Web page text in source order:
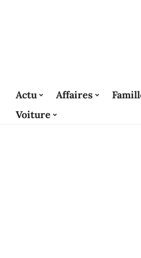
Actu Affaires
Voiture